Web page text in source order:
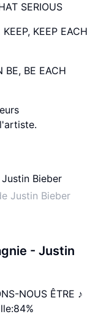
SERIOUS
KEEP EACH
BE EACH
Justin Bieber
- Justin
NOUS ÊTRE ♪